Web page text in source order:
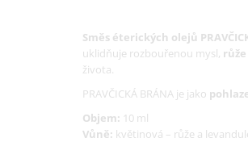
Směs éterických olejů
uklidňuje rozbouřenou mysl, růže
života.
PRAVČICKÁ BRÁNA je jako
Objem: 10 ml
Vůně: květinová – růže a